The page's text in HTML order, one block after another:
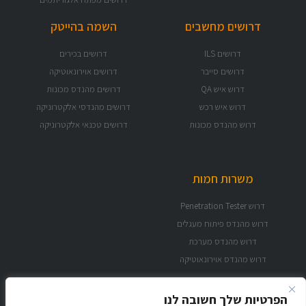
הפרטיות שלך חשובה לנו
דרושים מחשבים
דרושים ILS
דרושים סייבר
דרוש איש QA
דרוש איש רכש
דרוש מהנדס מכונות
השמה בהייטק
דרושים בכירים
דרושים אוירונאוטיקה
דרושים מהנדס מכונות
דרושים מהנדסי אלקטרוניקה
דרושים טכנאי אלקטרוניקה
משרות חמות
דרוש Penetration Tester
דרוש מהנדס פיתוח מעגלים
דרוש מהנדס מערכת
דרוש מהנדס אוירונאוטיקה